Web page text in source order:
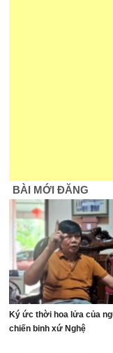
BÀI MỚI ĐĂNG
Ký ức thời hoa lửa của
chiến binh xứ Nghệ